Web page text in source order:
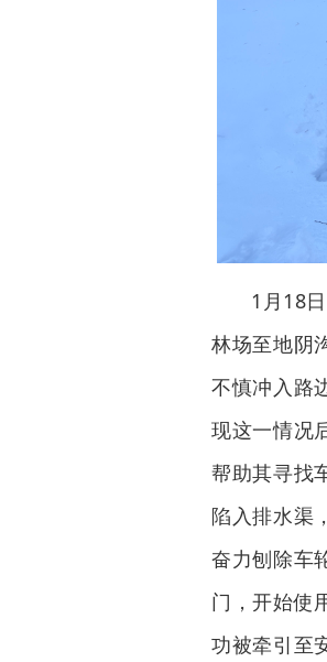
1月18
林场至地阴
不慎冲入路
现这一情况
帮助其寻找
陷入排水渠
奋力刨除车
门，开始使
功被牵引至